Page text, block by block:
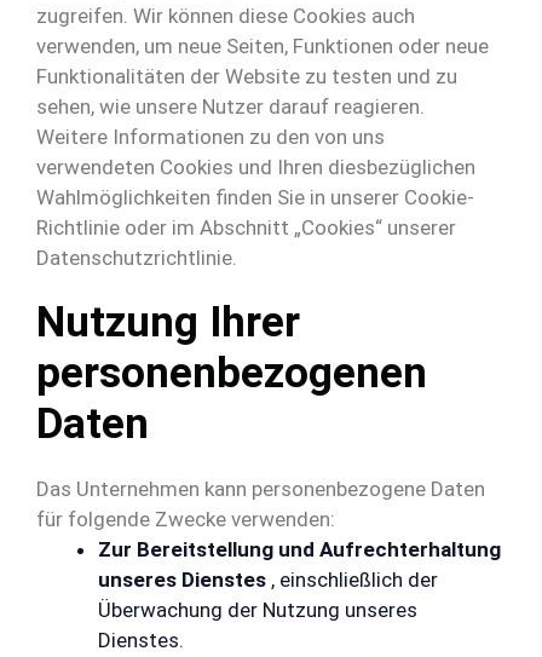
zugreifen. Wir können diese Cookies auch
verwenden, um neue Seiten, Funktionen oder neue
Funktionalitäten der Website zu testen und zu
sehen, wie unsere Nutzer darauf reagieren.
Weitere Informationen zu den von uns
verwendeten Cookies und Ihren diesbezüglichen
Wahlmöglichkeiten finden Sie in unserer Cookie-
Richtlinie oder im Abschnitt „Cookies“ unserer
Datenschutzrichtlinie.
Nutzung Ihrer
personenbezogenen
Daten
Das Unternehmen kann personenbezogene Daten
für folgende Zwecke verwenden:
Zur Bereitstellung und Aufrechterhaltung
unseres Dienstes , einschließlich der
Überwachung der Nutzung unseres
Dienstes.